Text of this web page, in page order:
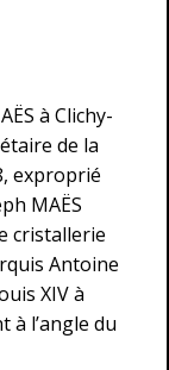
à Clichy-
de la
exproprié
MAËS
cristallerie
Antoine
XIV à
à l’angle du